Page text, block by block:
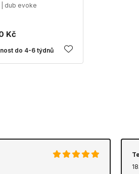
| dub evoke
Kč
do 4-6 týdnů